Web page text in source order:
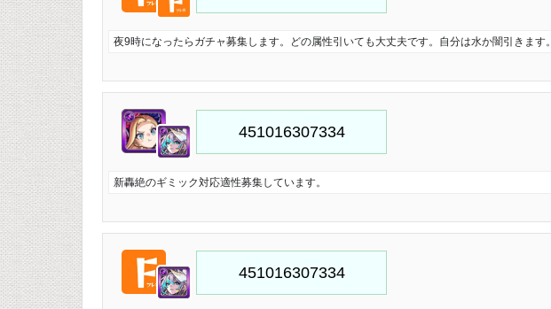
夜9時になったらガチャ募集します。どの属性引いても大丈夫です。自分は水か闇引きます。
新轟絶のギミック対応適性募集しています。